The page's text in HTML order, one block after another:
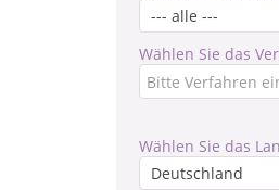
Wählen Sie das
Wählen Sie das